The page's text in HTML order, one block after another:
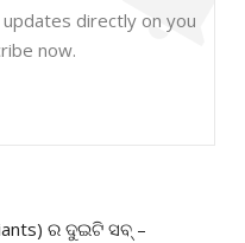
directly on you
now.
ର ଦୁଇଟି ସବ୍ –